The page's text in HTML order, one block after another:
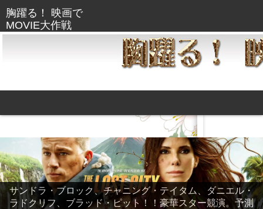
サンドラ・ブロック、チャニング・テイタム、ダニエル・
ラドクリフ、ブラッド・ピット！！豪華スター競演。予測